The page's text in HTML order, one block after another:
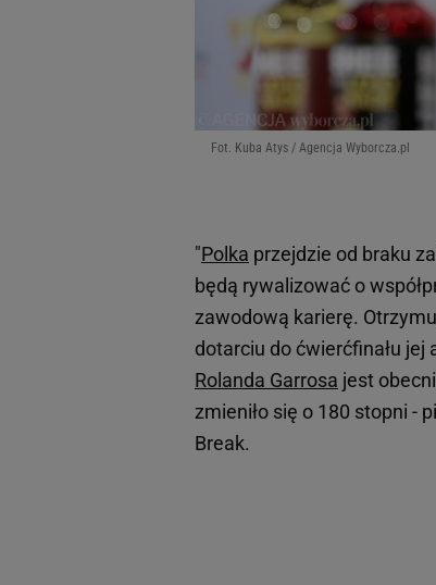
Fot. Kuba Atys / Agencja Wyborcza.pl
"Polka przejdzie od braku
będą rywalizować o
zawodową karierę.
dotarciu do ćwierćfinału jej
Rolanda Garrosa jest
zmieniło się o 180 stopni -
Break.